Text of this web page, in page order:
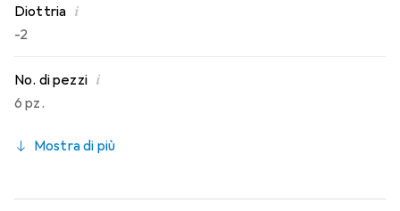
Diottria i
-2
No. di pezzi i
6 pz.
Mostra di più